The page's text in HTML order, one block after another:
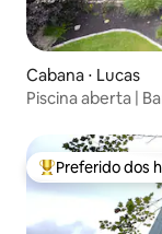
Cabana ⋅ Lucas
Piscina aberta |
Entre os
Preferido dos